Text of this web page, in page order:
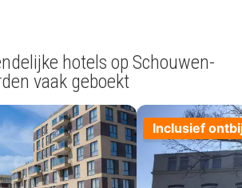
hotels op Schouwen-
vaak geboekt
Inclusief